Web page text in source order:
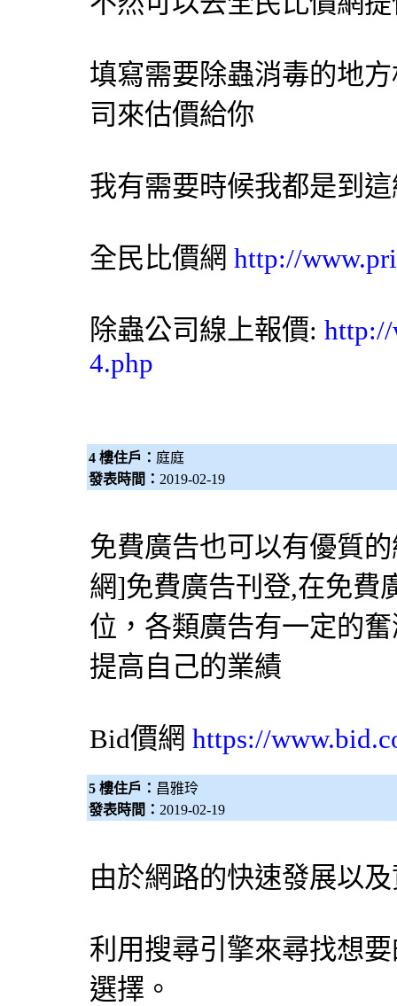
填寫需要除蟲消毒的地
司來估價給你
我有需要時候我都是到
全民比價網 http://
除蟲公司線上報價: http://
4.php
4 樓住戶： 庭庭
發表時間： 2019-02-19
免費廣告也可以有優質
網]免費廣告刊登,在免費
位，各類廣告有一定的
提高自己的業績
Bid價網 https://
5 樓住戶： 昌雅玲
發表時間： 2019-02-19
由於網路的快速發展以
利用搜尋引擎來尋找想
選擇。